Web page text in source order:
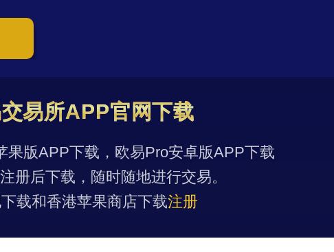
易所APP官网下载
果版APP下载，欧易Pro安卓版APP下载
册后下载，随时随地进行交易。
载和香港苹果商店下载注册